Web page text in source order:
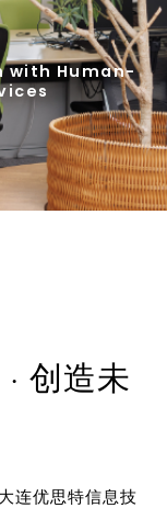
with Human-
创造未
连优思特信息技